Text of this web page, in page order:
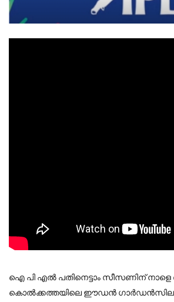
ഐ പി എല്‍ പതിനെട്ടാം സീസണിന് നാളെ
കൊല്‍ക്കത്തയിലെ ഈഡന്‍